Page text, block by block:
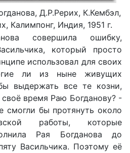
Д.Р.Рерих, К.Кембэл,
Калимпонг, Индия, 1951 г.
совершила ошибку,
который просто
использовал для своих
ли из ныне живущих
выдержать все те козни,
время Раю Богданову? -
смогли бы протянуть около
работы, которые
Рая Богданова до
Васильчика. Поэтому её